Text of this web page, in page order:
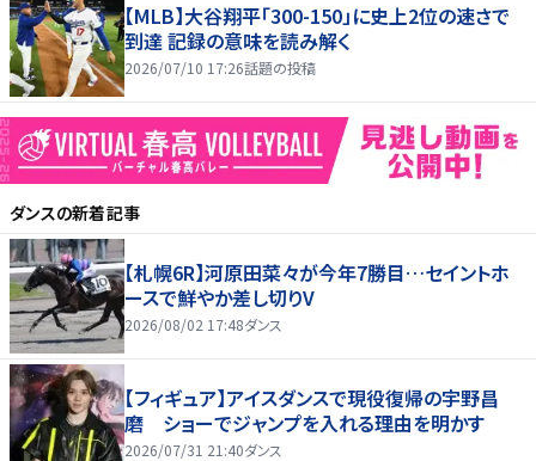
【MLB】大谷翔平「300-150」に史上2位の速さで
到達 記録の意味を読み解く
2026/07/10 17:26話題の投稿
ダンスの新着記事
【札幌6R】河原田菜々が今年7勝目…セイントホ
ースで鮮やか差し切りV
2026/08/02 17:48ダンス
【フィギュア】アイスダンスで現役復帰の宇野昌
磨 ショーでジャンプを入れる理由を明かす
2026/07/31 21:40ダンス